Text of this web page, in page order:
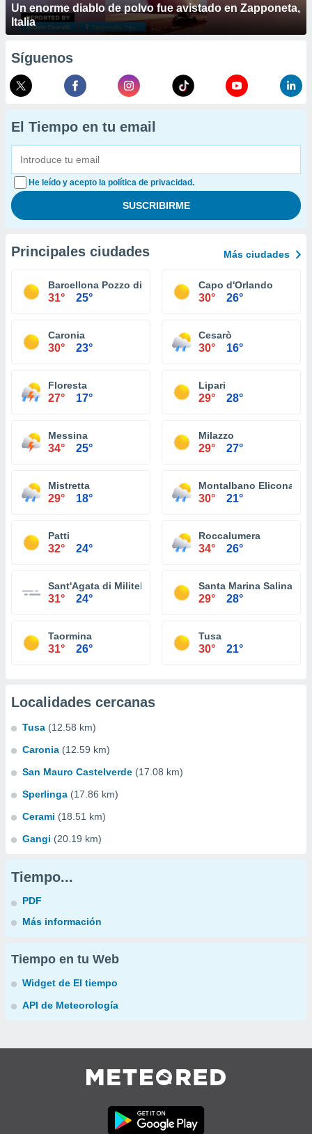
Un enorme diablo de polvo fue avistado en Zapponeta,
Italia
Síguenos
El Tiempo en tu email
He leído y acepto la política de privacidad.
Principales ciudades Más ciudades
Barcellona Pozzo di Gotto
31° 25°
Capo d'Orlando
30° 26°
Caronia
30° 23°
Cesarò
30° 16°
Floresta
27° 17°
Lipari
29° 28°
Messina
34° 25°
Milazzo
29° 27°
Mistretta
29° 18°
Montalbano Elicona
30° 21°
Patti
32° 24°
Roccalumera
34° 26°
Sant'Agata di Militello
31° 24°
Santa Marina Salina
29° 28°
Taormina
31° 26°
Tusa
30° 21°
Localidades cercanas
Tusa (12.58 km)
Caronia (12.59 km)
San Mauro Castelverde (17.08 km)
Sperlinga (17.86 km)
Cerami (18.51 km)
Gangi (20.19 km)
Tiempo...
PDF
Más información
Tiempo en tu Web
Widget de El tiempo
API de Meteorología